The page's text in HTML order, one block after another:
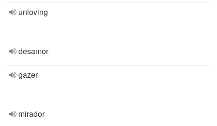
unloving
desamor
gazer
mirador